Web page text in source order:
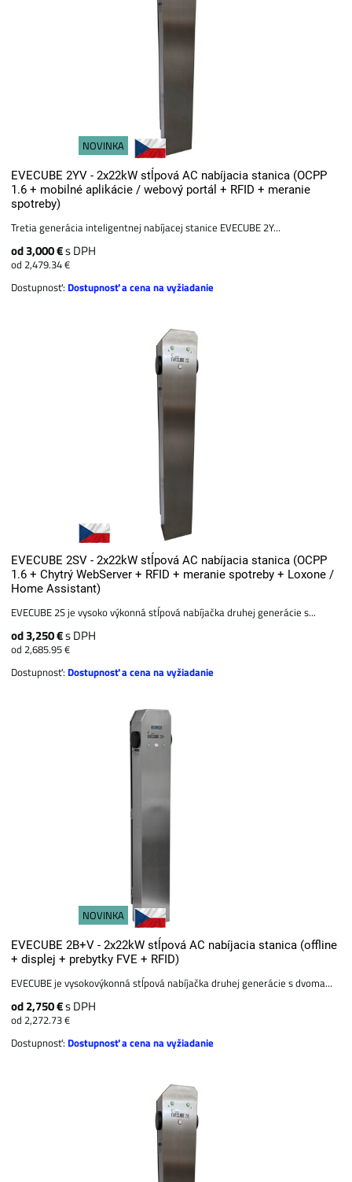
NOVINKA
EVECUBE 2YV - 2x22kW stĺpová AC nabíjacia stanica (OCPP
1.6 + mobilné aplikácie / webový portál + ​​RFID + meranie
spotreby)
Tretia generácia inteligentnej nabíjacej stanice EVECUBE 2Y...
od 3,000 €s DPH
od 2,479.34 €
Dostupnosť: Dostupnosť a cena na vyžiadanie
EVECUBE 2SV - 2x22kW stĺpová AC nabíjacia stanica (OCPP
1.6 + Chytrý WebServer + RFID + meranie spotreby + Loxone /
Home Assistant)
EVECUBE 2S je vysoko výkonná stĺpová nabíjačka druhej generácie s...
od 3,250 €s DPH
od 2,685.95 €
Dostupnosť: Dostupnosť a cena na vyžiadanie
NOVINKA
EVECUBE 2B+V - 2x22kW stĺpová AC nabíjacia stanica (offline
+ displej + prebytky FVE + RFID)
EVECUBE je vysokovýkonná stĺpová nabíjačka druhej generácie s dvoma...
od 2,750 €s DPH
od 2,272.73 €
Dostupnosť: Dostupnosť a cena na vyžiadanie